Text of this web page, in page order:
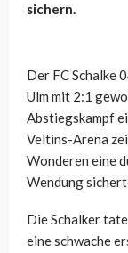
sichern.
Der FC Schalke
Ulm mit 2:1
Abstiegskampf
Veltins-Arena
Wonderen eine
Wendung
Die Schalker
eine schwache